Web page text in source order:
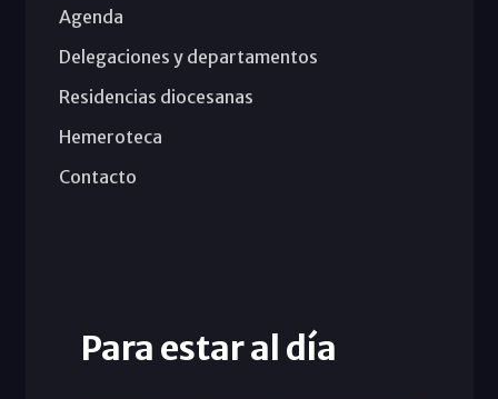
Agenda
Delegaciones y departamentos
Residencias diocesanas
Hemeroteca
Contacto
Para estar al día